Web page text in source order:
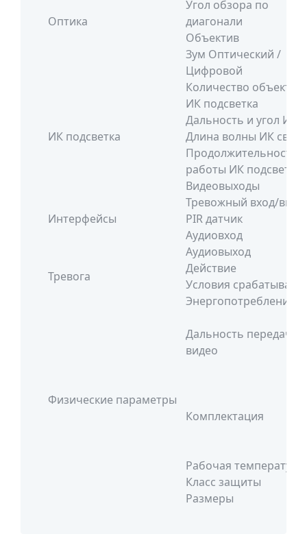
Оптика
Угол обзора по
диагонали
Объектив
Зум Оптический /
Цифровой
Количество
ИК подсветка
ИК подсветка
Дальность и угол ИК
Длина волны ИК света
Продолжительность
работы ИК подсветки
Интерфейсы
Видеовыходы
Тревожный вход/
PIR датчик
Аудиовход
Аудиовыход
Тревога
Действие
Условия
Физические параметры
Энергопотребление
Дальность передачи
видео
Комплектация
Рабочая температура
Класс защиты
Размеры